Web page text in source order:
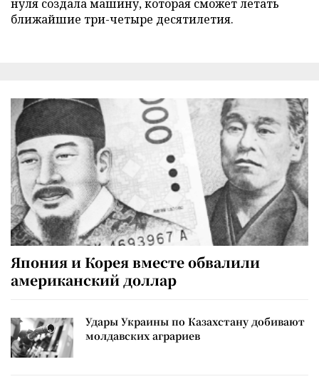
нуля создала машину, которая сможет летать
ближайшие три-четыре десятилетия.
Япония и Корея вместе обвалили
американский доллар
Удары Украины по Казахстану добивают
молдавских аграриев